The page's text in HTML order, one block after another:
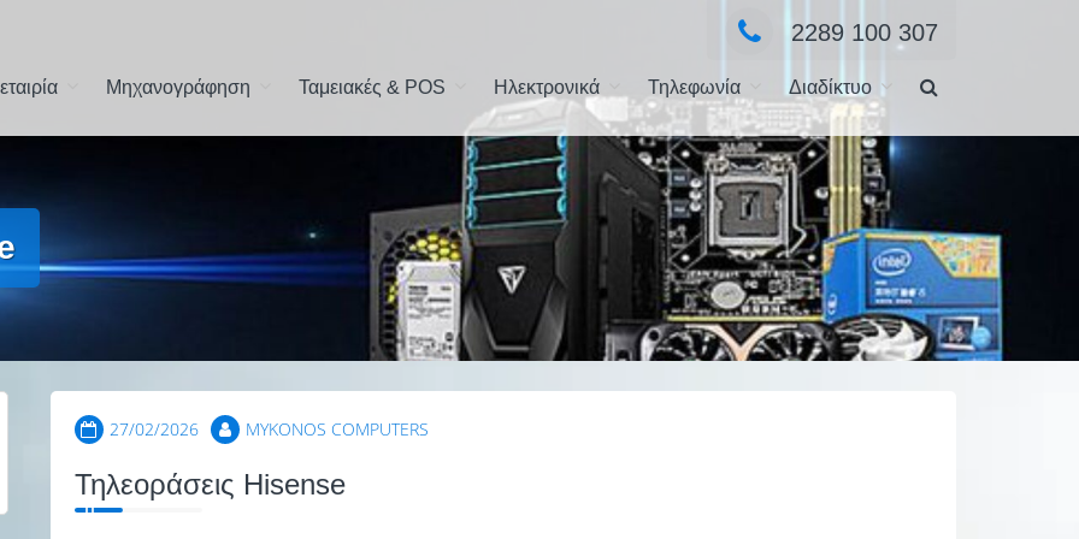
2289 100 307
Μηχανογράφηση Ταμειακές & POS Ηλεκτρονικά Τηλεφωνία Διαδίκτυο
27/02/2026 MYKONOS COMPUTERS
Τηλεοράσεις Hisense